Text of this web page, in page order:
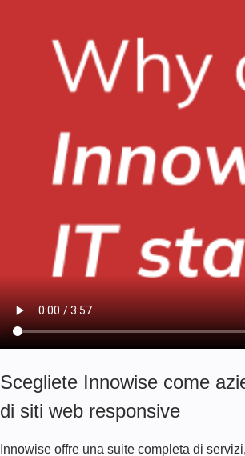
Scegliete Innowise come
di siti web responsive
Innowise offre una suite completa di